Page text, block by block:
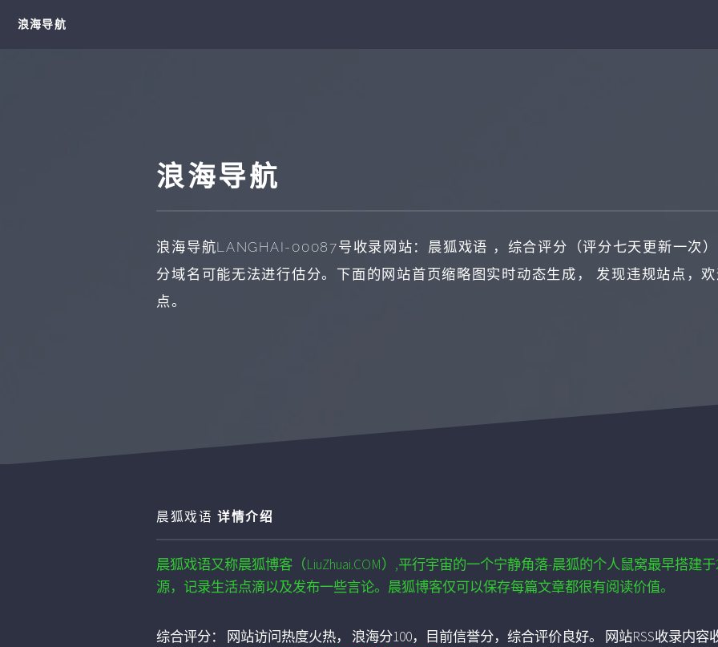
浪海导航
浪海导航
浪海导航LANGHAI-00087号收录网站： 晨狐戏语 ，综合评分（评分七天更新一次
分域名可能无法进行估分。下面的网站首页缩略图实时动态生成， 发现违规站点，
点。
晨狐戏语 详情介绍
晨狐戏语又称晨狐博客（LiuZhuai.COM）,平行宇宙的一个宁静角落-晨狐的个人鼠窝最早搭建
源，记录生活点滴以及发布一些言论。晨狐博客仅可以保存每篇文章都很有阅读价值。
综合评分：
网站访问热度火热， 浪海分100，目前信誉分，综合评价良好。 网站RSS收录内容